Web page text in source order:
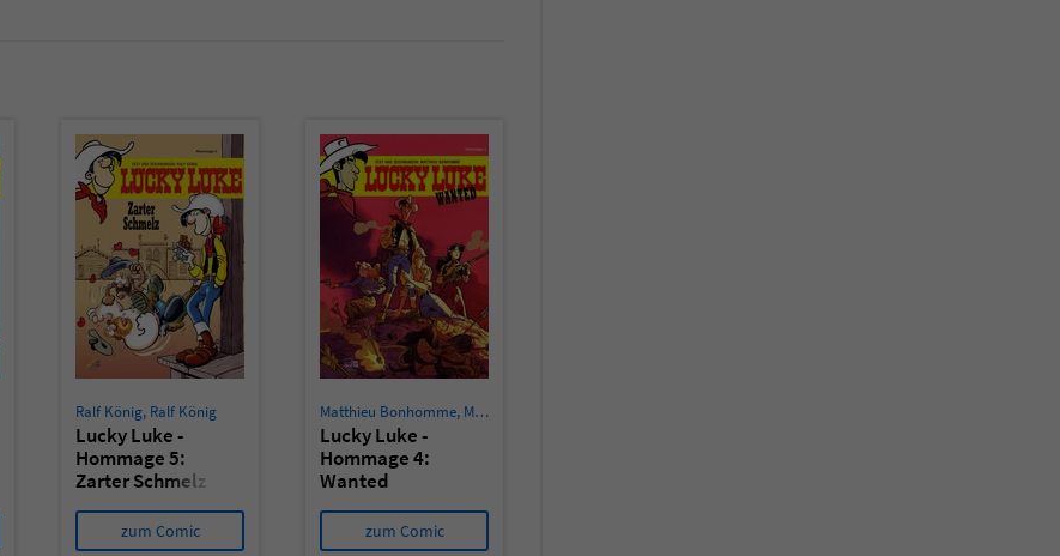
Ralf König, Ralf König
Lucky Luke -
Hommage 5:
Zarter Schmelz
zum Comic
Matthieu Bonhomme, Matthieu Bonhomme
Lucky Luke -
Hommage 4:
Wanted
zum Comic